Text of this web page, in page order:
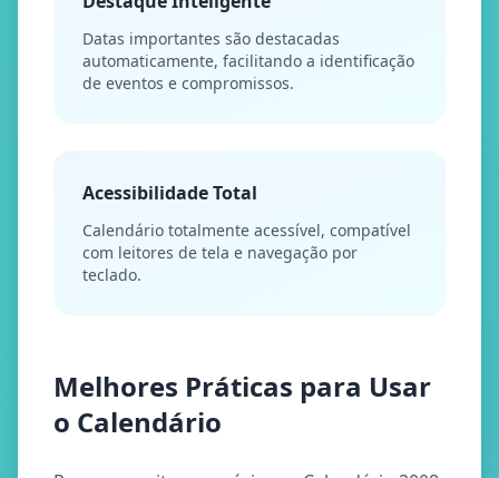
Datas importantes são destacadas
automaticamente, facilitando a identificação
de eventos e compromissos.
Acessibilidade Total
Calendário totalmente acessível, compatível
com leitores de tela e navegação por
teclado.
Melhores Práticas para Usar
o Calendário